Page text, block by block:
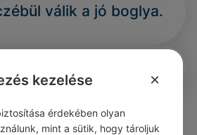
válik a jó boglya.
kezelése ×
érdekében olyan
mint a sütik, hogy tároljuk